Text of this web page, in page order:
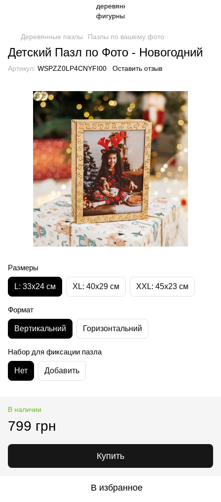
Деревянные пазлы Пазлы по вашему фото
Детский Пазл по Фото - Новогодний
Артикул: WSPZZ0LP4CNYFI00 Оставить отзыв
Размеры
L: 33x24 см XL: 40x29 см XXL: 45x23 см
Формат
Вертикальний Горизонтальний
Набор для фиксации пазла
Нет Добавить
В наличии
799 грн
Купить
В избранное